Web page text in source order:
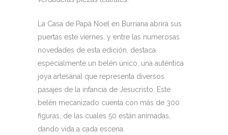
La Casa de Papá Noel en Burriana abrirá sus
puertas este viernes, y entre las numerosas
novedades de esta edición, destaca
especialmente un belén único, una auténtica
joya artesanal que representa diversos
pasajes de la infancia de Jesucristo. Este
belén mecanizado cuenta con más de 300
figuras, de las cuales 50 están animadas,
dando vida a cada escena.